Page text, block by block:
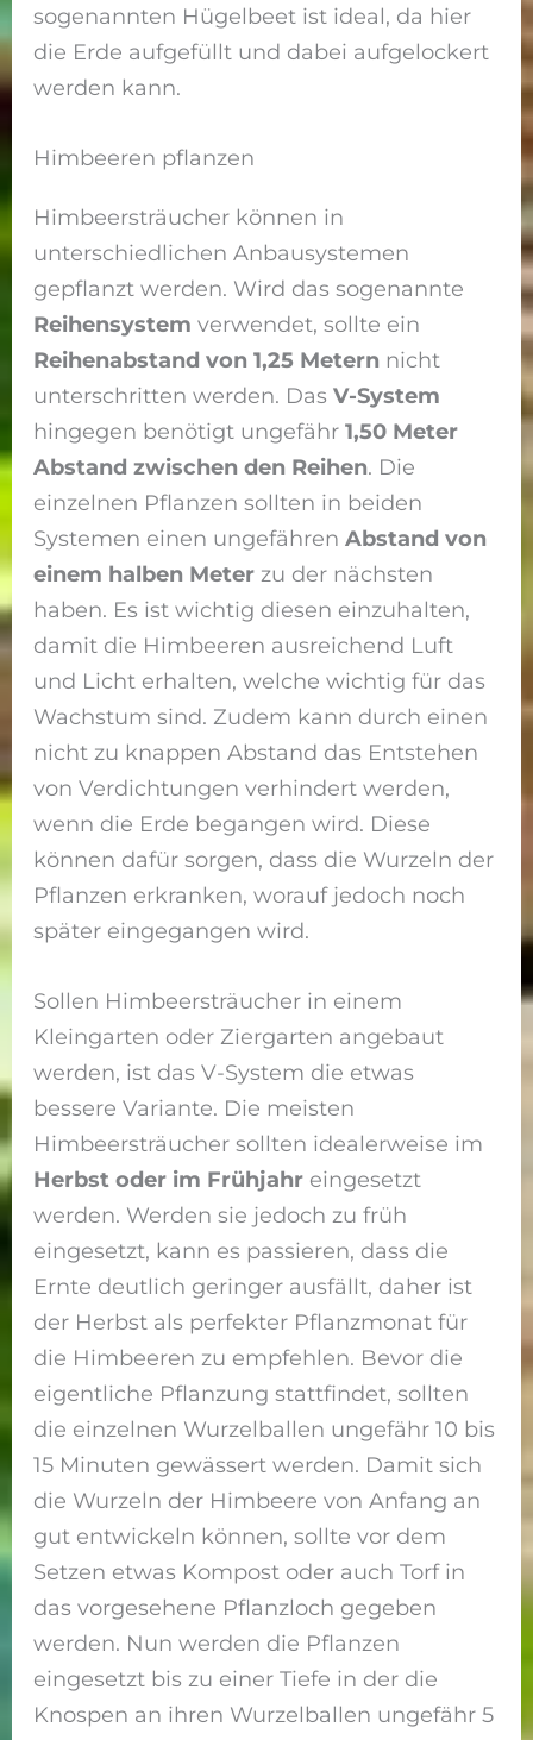
sogenannten Hügelbeet ist ideal, da hier
die Erde aufgefüllt und dabei aufgelockert
werden kann.
Himbeeren pflanzen
Himbeersträucher können in
unterschiedlichen Anbausystemen
gepflanzt werden. Wird das sogenannte
Reihensystem verwendet, sollte ein
Reihenabstand von 1,25 Metern nicht
unterschritten werden. DasV-System
hingegen benötigt ungefähr1,50 Meter
Abstand zwischen den Reihen. Die
einzelnen Pflanzen sollten in beiden
Systemen einen ungefährenAbstand von
einem halben Meter zu der nächsten
haben. Es ist wichtig diesen einzuhalten,
damit die Himbeeren ausreichend Luft
und Licht erhalten, welche wichtig für das
Wachstum sind. Zudem kann durch einen
nicht zu knappen Abstand das Entstehen
von Verdichtungen verhindert werden,
wenn die Erde begangen wird. Diese
können dafür sorgen, dass die Wurzeln der
Pflanzen erkranken, worauf jedoch noch
später eingegangen wird.
Sollen Himbeersträucher in einem
Kleingarten oder Ziergarten angebaut
werden, ist das V-System die etwas
bessere Variante. Die meisten
Himbeersträucher sollten idealerweise im
Herbst oder im Frühjahr eingesetzt
werden. Werden sie jedoch zu früh
eingesetzt, kann es passieren, dass die
Ernte deutlich geringer ausfällt, daher ist
der Herbst als perfekter Pflanzmonat für
die Himbeeren zu empfehlen. Bevor die
eigentliche Pflanzung stattfindet, sollten
die einzelnen Wurzelballen ungefähr 10 bis
15 Minuten gewässert werden. Damit sich
die Wurzeln der Himbeere von Anfang an
gut entwickeln können, sollte vor dem
Setzen etwas Kompost oder auch Torf in
das vorgesehene Pflanzloch gegeben
werden. Nun werden die Pflanzen
eingesetzt bis zu einer Tiefe in der die
Knospen an ihren Wurzelballen ungefähr 5